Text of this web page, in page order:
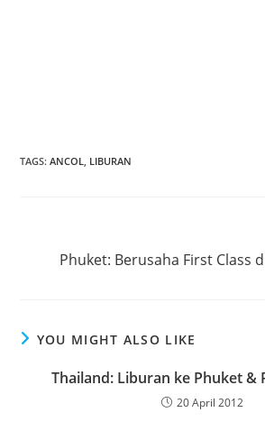
TAGS:ANCOL LIBURAN
articlesPhuket: Berusaha First Class
YOU MIGHT ALSO LIKE
Thailand: Liburan ke Phuket &
20 April 2012